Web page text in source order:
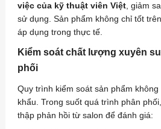
việc của kỹ thuật viên Việt, giảm
sử dụng. Sản phẩm không chỉ tốt
áp dụng trong thực tế.
Kiểm soát chất lượng xuyên
phối
Quy trình kiểm soát sản phẩm
khẩu. Trong suốt quá trình phân
thập phản hồi từ salon để đánh giá: